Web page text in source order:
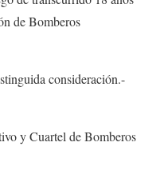
de Bomberos
consideración.-
y Cuartel de Bomberos